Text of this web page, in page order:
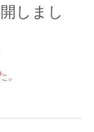
しまし